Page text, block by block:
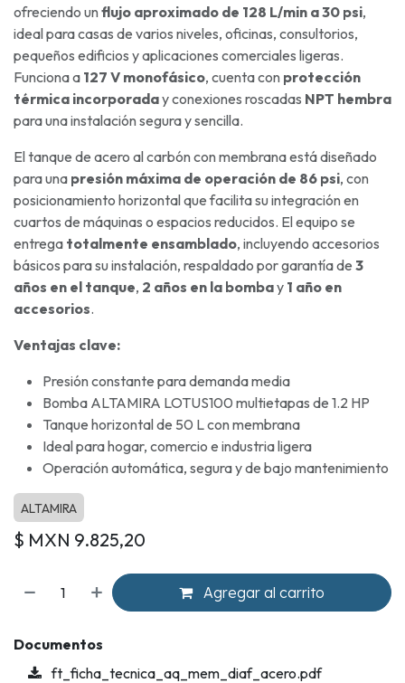
ofreciendo unflujo aproximado de 128 L/min a 30 psi,
ideal para casas de varios niveles, oficinas, consultorios,
pequeños edificios y aplicaciones comerciales ligeras.
Funciona a 127 V monofásico, cuenta con protección
térmica incorporaday conexiones roscadas NPT hembra
para una instalación segura y sencilla.
El tanque de acero al carbón con membrana está diseñado
para una presión máxima de operación de 86 psi, con
posicionamiento horizontal que facilita su integración en
cuartos de máquinas o espacios reducidos. El equipo se
entrega totalmente ensamblado, incluyendo accesorios
básicos para su instalación, respaldado por garantía de 3
años en el tanque, 2 años en la bombay 1 año en
accesorios.
Ventajas clave:
Presión constante para demanda media
Bomba ALTAMIRA LOTUS100 multietapas de 1.2 HP
Tanque horizontal de 50 L con membrana
Ideal para hogar, comercio e industria ligera
Operación automática, segura y de bajo mantenimiento
ALTAMIRA
$ MXN 9.825,20
Agregar al carrito
Documentos
ft_ficha_tecnica_aq_mem_diaf_acero.pdf